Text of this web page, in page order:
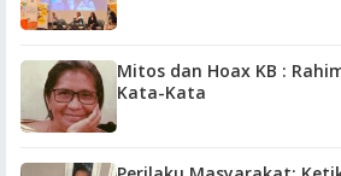
Mitos dan Hoax KB : Rahim yang Dipenjara
Kata-Kata